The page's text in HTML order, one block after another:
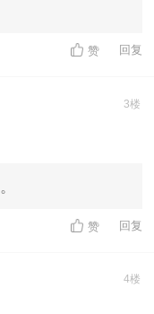
赞 回复
3楼
赞 回复
4楼